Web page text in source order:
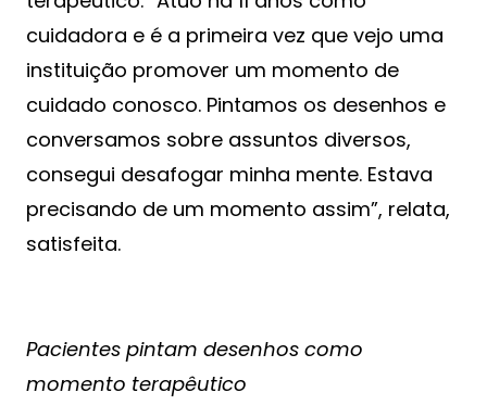
cuidadora e é a primeira vez que vejo uma
instituição promover um momento de
cuidado conosco. Pintamos os desenhos e
conversamos sobre assuntos diversos,
consegui desafogar minha mente. Estava
precisando de um momento assim”, relata,
satisfeita.
Pacientes pintam desenhos como
momento terapêutico